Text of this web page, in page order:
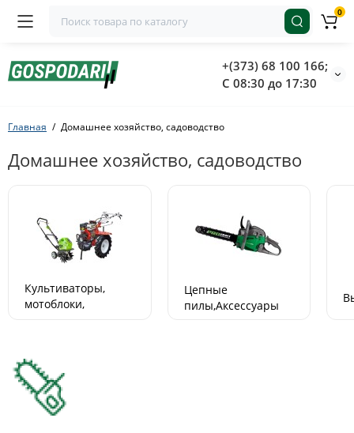
+(373) 68 100 166;
С 08:30 до 17:30
0
Главная Домашнее хозяйство, садоводство
Домашнее хозяйство, садоводство
Культиваторы,
мотоблоки,
Цепные
пилы,Аксессуары